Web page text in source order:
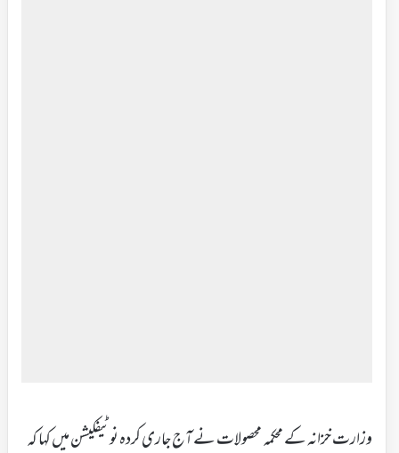
وزارت خزانہ کے محکمہ محصولات نے آج جاری کردہ نوٹیفکیشن میں کہا کہ